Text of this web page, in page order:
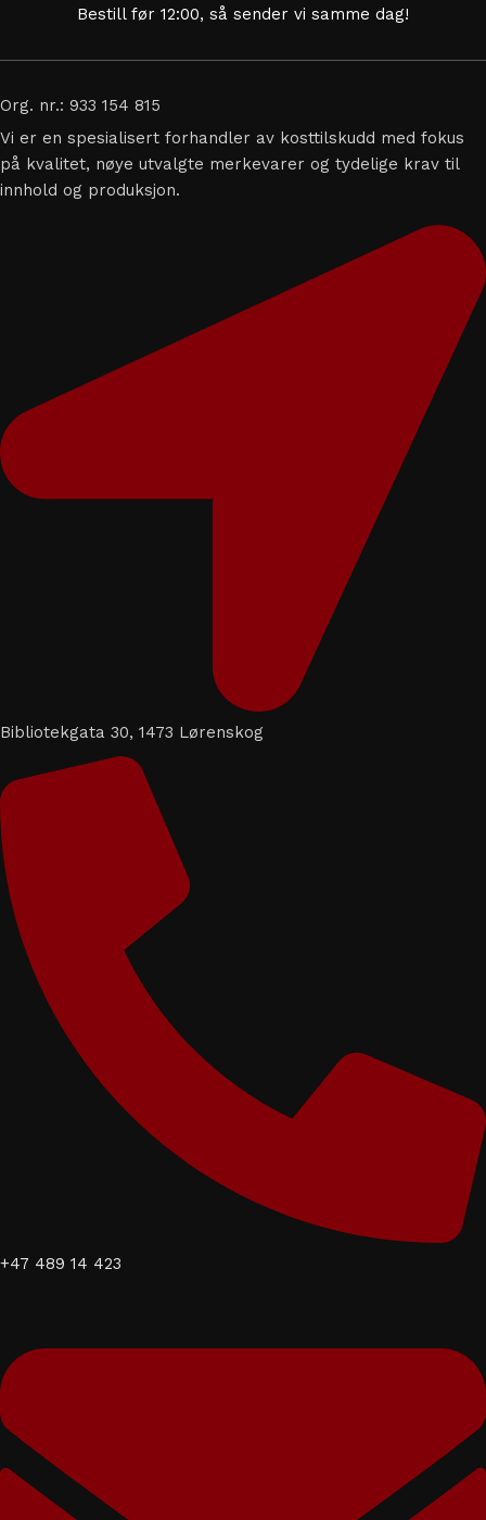
Bestill før 12:00, så sender vi samme dag!
Org. nr.: 933 154 815
Vi er en spesialisert forhandler av kosttilskudd med fokus
på kvalitet, nøye utvalgte merkevarer og tydelige krav til
innhold og produksjon.
Bibliotekgata 30, 1473 Lørenskog
+47 489 14 423